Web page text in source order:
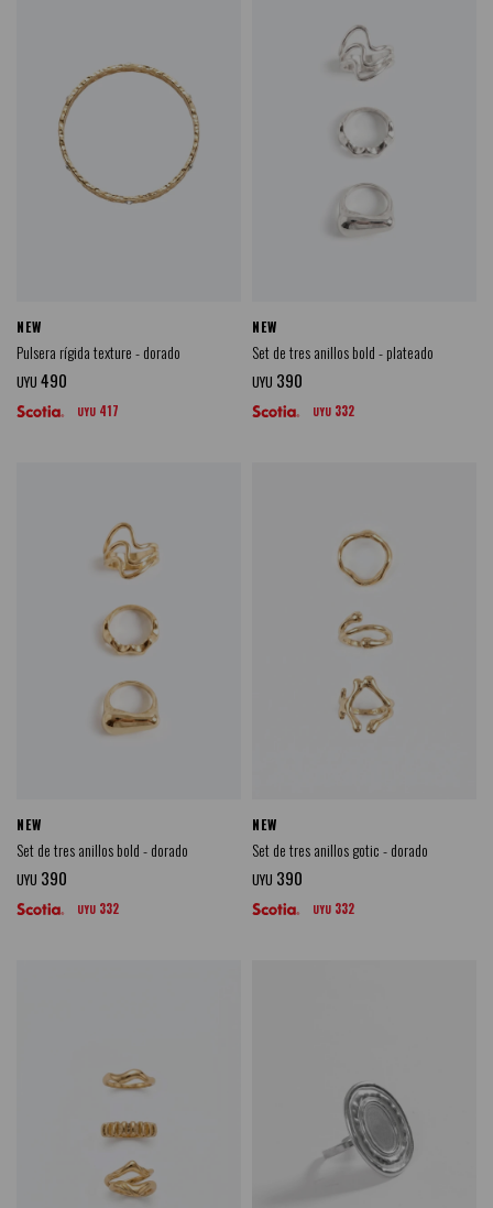
NEW
Pulsera rígida texture - dorado
UYU 490
UYU 417
NEW
Set de tres anillos bold - plateado
UYU 390
UYU 332
NEW
Set de tres anillos bold - dorado
UYU 390
UYU 332
NEW
Set de tres anillos gotic - dorado
UYU 390
UYU 332